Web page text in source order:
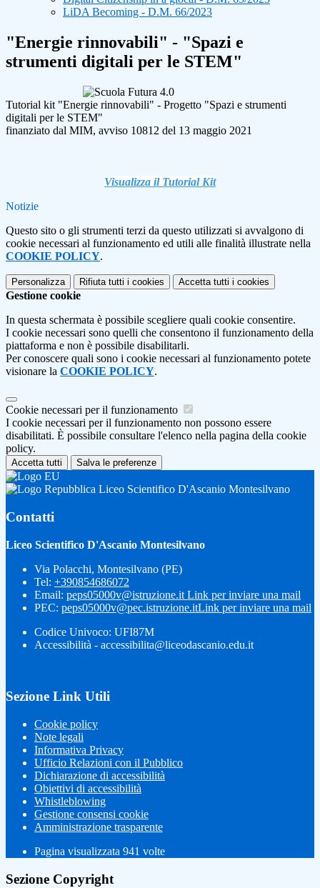
LiDA Becoming - D.M. 66/2023
"Energie rinnovabili" - "Spazi e
strumenti digitali per le STEM"
Tutorial kit "Energie rinnovabili" - Progetto "Spazi e strumenti
digitali per le STEM"
finanziato dal MIM, avviso 10812 del 13 maggio 2021
Visualizza il Tutorial Kit
Notizie
Questo sito o gli strumenti terzi da questo utilizzati si avvalgono di
cookie necessari al funzionamento ed utili alle finalità illustrate nella
COOKIE POLICY.
Personalizza Rifiuta tutti i cookies Accetta tutti i cookies
Gestione cookie
In questa schermata è possibile scegliere quali cookie consentire.
I cookie necessari sono quelli che consentono il funzionamento della
piattaforma e non è possibile disabilitarli.
Per conoscere quali sono i cookie necessari al funzionamento potete
visionare la COOKIE POLICY.
Cookie necessari per il funzionamento
I cookie necessari per il funzionamento non possono essere
disabilitati. È possibile consultare l'elenco nella pagina della cookie
policy.
Accetta tutti Salva le preferenze
Liceo Scientifico D'Ascanio Montesilvano
Contatti
Liceo Scientifico D'Ascanio Montesilvano
Via Polacchi, Montesilvano (PE)
Tel: +390854686072
Email: peps05000v@istruzione.it Link per inviare una mail
PEC: peps05000v@pec.istruzione.itLink per inviare una mail
Codice Univoco: UFI87M
Accessibilità - accessibilita@liceodascanio.edu.it
Sezione Link Utili
Cookie policy
Note legali
Informativa Privacy
Ufficio Relazioni con il Pubblico
Dichiarazione di accessibilità
Obiettivi di accessibilità
Whistleblowing
Gestione consensi cookie
Amministrazione trasparente
Pagina visualizzata 941 volte
Sezione Copyright